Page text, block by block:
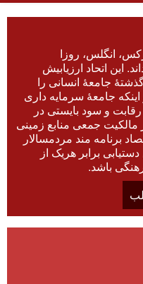
انگلس، روزا
این اتحاد ارزیابیش
جامعۀ انسانی را
جامعۀ سرمایه داری
و سود بایستی در
مالکیت جمعی منابع زمینی
برنامه مند مردمسالار
برابر هریک از
باشد.